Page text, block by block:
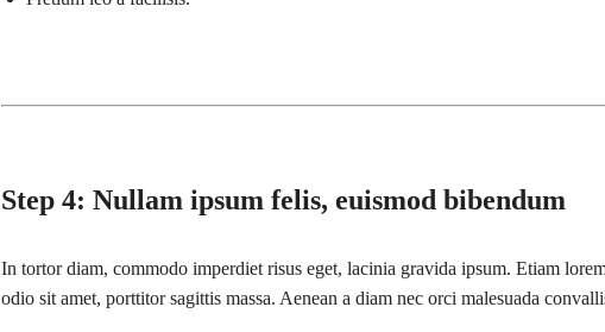
Step 4: Nullam ipsum felis, euismod bibendum
In tortor diam, commodo imperdiet risus eget, lacinia gravida ipsum. Etiam
odio sit amet, porttitor sagittis massa. Aenean a diam nec orci malesuada